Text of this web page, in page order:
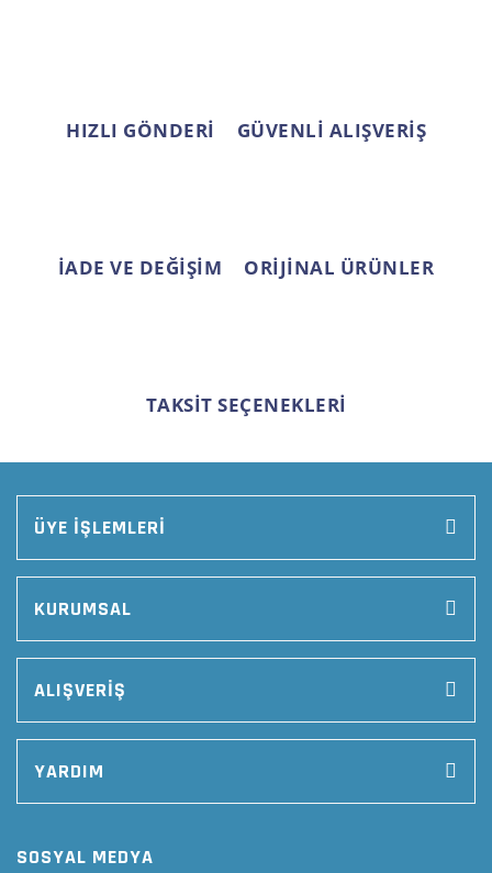
HIZLI GÖNDERİ GÜVENLİ ALIŞVERİŞ
İADE VE DEĞİŞİM ORİJİNAL ÜRÜNLER
TAKSİT SEÇENEKLERİ
ÜYE İŞLEMLERİ
KURUMSAL
ALIŞVERİŞ
YARDIM
SOSYAL MEDYA